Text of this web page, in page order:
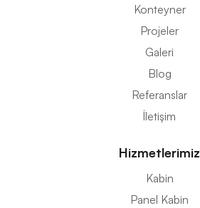
Konteyner
Projeler
Galeri
Blog
Referanslar
İletişim
Hizmetlerimiz
Kabin
Panel Kabin